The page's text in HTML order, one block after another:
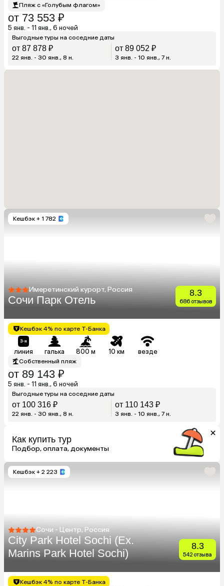
Пляж с «Голубым флагом»
от 73 553 ₽
5 янв. - 11 янв., 6 ночей
Выгодные туры на соседние даты
от 87 878 ₽
22 янв. - 30 янв., 8 н.
от 89 052 ₽
3 янв. - 10 янв., 7 н.
Кешбэк + 1 782
Имеретинский курорт, Россия
Сочи Парк Отель
8.3
686 отзывов
Кешбэк 4% по карте Т-Банка
линия галька 800 м 10 км везде
Собственный пляж
от 89 143 ₽
5 янв. - 11 янв., 6 ночей
Выгодные туры на соседние даты
от 100 316 ₽
22 янв. - 30 янв., 8 н.
от 110 143 ₽
3 янв. - 10 янв., 7 н.
Как купить тур
Подбор, оплата, документы
Кешбэк + 2 223
Сочи - Центр, Россия
City Park Hotel Sochi (Ex.
Marins Park Hotel Sochi)
8.3
542 отзыва
Кешбэк 4% по карте Т-Банка